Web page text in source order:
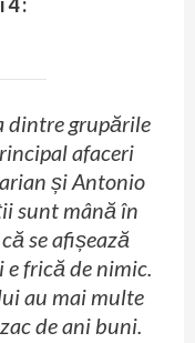
dintre grupările
afaceri
și Antonio
sunt mână în
se afișează
e frică de nimic.
au mai multe
de ani buni.